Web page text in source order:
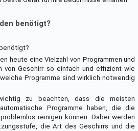
benötigt?
heute eine Vielzahl von Programmen und
von Geschirr so einfach und effizient wie
Programme sind wirklich notwendig
zu beachten, dass die meisten
Programme haben, die die
reinigen können. Dabei werden
die Art des Geschirrs und die